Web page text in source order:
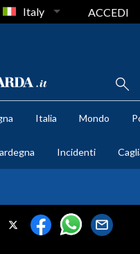
Italy ACCEDI
Italia Mondo
Incidenti